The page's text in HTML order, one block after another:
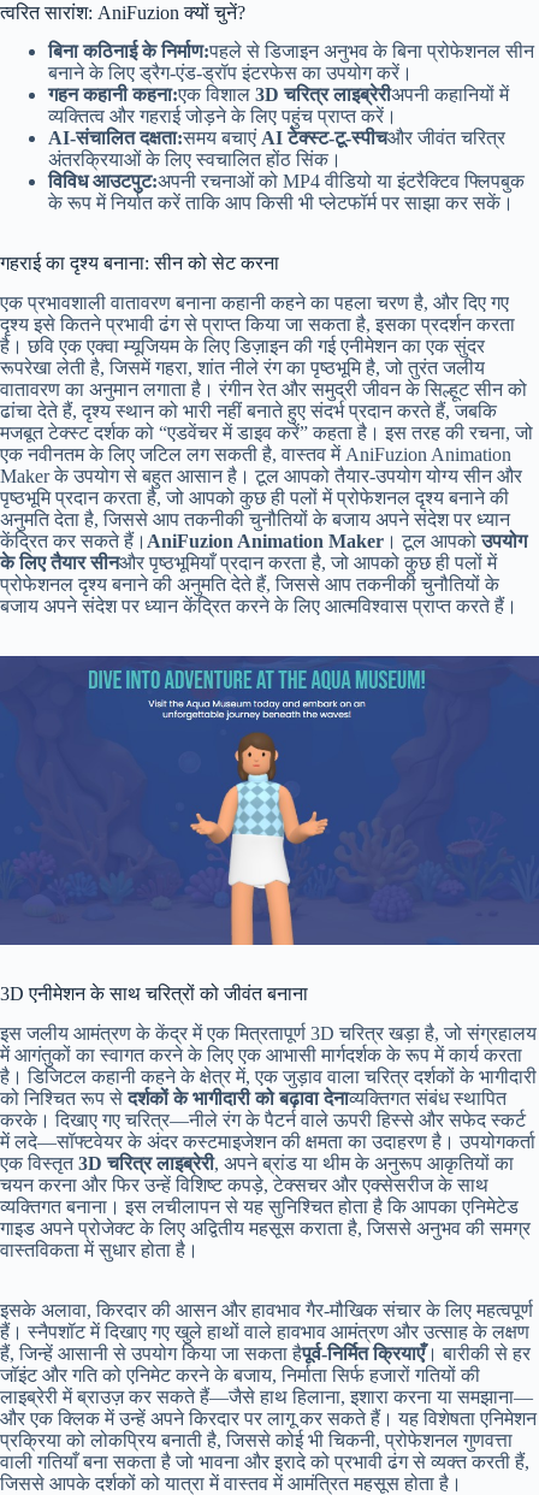
त्वरित सारांश: AniFuzion क्यों चुनें?
बिना कठिनाई के निर्माण:पहले से डिजाइन अनुभव के बिना प्रोफेशनल सीन
बनाने के लिए ड्रैग-एंड-ड्रॉप इंटरफेस का उपयोग करें।
गहन कहानी कहना:एक विशाल 3D चरित्र लाइब्रेरीअपनी कहानियों में
व्यक्तित्व और गहराई जोड़ने के लिए पहुंच प्राप्त करें।
AI-संचालित दक्षता:समय बचाएं AI टेक्स्ट-टू-स्पीचऔर जीवंत चरित्र
अंतरक्रियाओं के लिए स्वचालित होंठ सिंक।
विविध आउटपुट:अपनी रचनाओं को MP4 वीडियो या इंटरैक्टिव फ्लिपबुक
के रूप में निर्यात करें ताकि आप किसी भी प्लेटफॉर्म पर साझा कर सकें।
गहराई का दृश्य बनाना: सीन को सेट करना
एक प्रभावशाली वातावरण बनाना कहानी कहने का पहला चरण है, और दिए गए
दृश्य इसे कितने प्रभावी ढंग से प्राप्त किया जा सकता है, इसका प्रदर्शन करता
है। छवि एक एक्वा म्यूजियम के लिए डिज़ाइन की गई एनीमेशन का एक सुंदर
रूपरेखा लेती है, जिसमें गहरा, शांत नीले रंग का पृष्ठभूमि है, जो तुरंत जलीय
वातावरण का अनुमान लगाता है। रंगीन रेत और समुद्री जीवन के सिल्हूट सीन को
ढांचा देते हैं, दृश्य स्थान को भारी नहीं बनाते हुए संदर्भ प्रदान करते हैं, जबकि
मजबूत टेक्स्ट दर्शक को “एडवेंचर में डाइव करें” कहता है। इस तरह की रचना, जो
एक नवीनतम के लिए जटिल लग सकती है, वास्तव में AniFuzion Animation
Maker के उपयोग से बहुत आसान है। टूल आपको तैयार-उपयोग योग्य सीन और
पृष्ठभूमि प्रदान करता है, जो आपको कुछ ही पलों में प्रोफेशनल दृश्य बनाने की
अनुमति देता है, जिससे आप तकनीकी चुनौतियों के बजाय अपने संदेश पर ध्यान
केंद्रित कर सकते हैं। AniFuzion Animation Maker । टूल आपकोउपयोग
के लिए तैयार सीनऔर पृष्ठभूमियाँ प्रदान करता है, जो आपको कुछ ही पलों में
प्रोफेशनल दृश्य बनाने की अनुमति देते हैं, जिससे आप तकनीकी चुनौतियों के
बजाय अपने संदेश पर ध्यान केंद्रित करने के लिए आत्मविश्वास प्राप्त करते हैं।
3D एनीमेशन के साथ चरित्रों को जीवंत बनाना
इस जलीय आमंत्रण के केंद्र में एक मित्रतापूर्ण 3D चरित्र खड़ा है, जो संग्रहालय
में आगंतुकों का स्वागत करने के लिए एक आभासी मार्गदर्शक के रूप में कार्य करता
है। डिजिटल कहानी कहने के क्षेत्र में, एक जुड़ाव वाला चरित्र दर्शकों के भागीदारी
को निश्चित रूप सेदर्शकों के भागीदारी को बढ़ावा देनाव्यक्तिगत संबंध स्थापित
करके। दिखाए गए चरित्र—नीले रंग के पैटर्न वाले ऊपरी हिस्से और सफेद स्कर्ट
में लदे—सॉफ्टवेयर के अंदर कस्टमाइजेशन की क्षमता का उदाहरण है। उपयोगकर्ता
एक विस्तृत3D चरित्र लाइब्रेरी, अपने ब्रांड या थीम के अनुरूप आकृतियों का
चयन करना और फिर उन्हें विशिष्ट कपड़े, टेक्सचर और एक्सेसरीज के साथ
व्यक्तिगत बनाना। इस लचीलापन से यह सुनिश्चित होता है कि आपका एनिमेटेड
गाइड अपने प्रोजेक्ट के लिए अद्वितीय महसूस कराता है, जिससे अनुभव की समग्र
वास्तविकता में सुधार होता है।
इसके अलावा, किरदार की आसन और हावभाव गैर-मौखिक संचार के लिए महत्वपूर्ण
हैं। स्नैपशॉट में दिखाए गए खुले हाथों वाले हावभाव आमंत्रण और उत्साह के लक्षण
हैं, जिन्हें आसानी से उपयोग किया जा सकता हैपूर्व-निर्मित क्रियाएँ। बारीकी से हर
जॉइंट और गति को एनिमेट करने के बजाय, निर्माता सिर्फ हजारों गतियों की
लाइब्रेरी में ब्राउज़ कर सकते हैं—जैसे हाथ हिलाना, इशारा करना या समझाना—
और एक क्लिक में उन्हें अपने किरदार पर लागू कर सकते हैं। यह विशेषता एनिमेशन
प्रक्रिया को लोकप्रिय बनाती है, जिससे कोई भी चिकनी, प्रोफेशनल गुणवत्ता
वाली गतियाँ बना सकता है जो भावना और इरादे को प्रभावी ढंग से व्यक्त करती हैं,
जिससे आपके दर्शकों को यात्रा में वास्तव में आमंत्रित महसूस होता है।